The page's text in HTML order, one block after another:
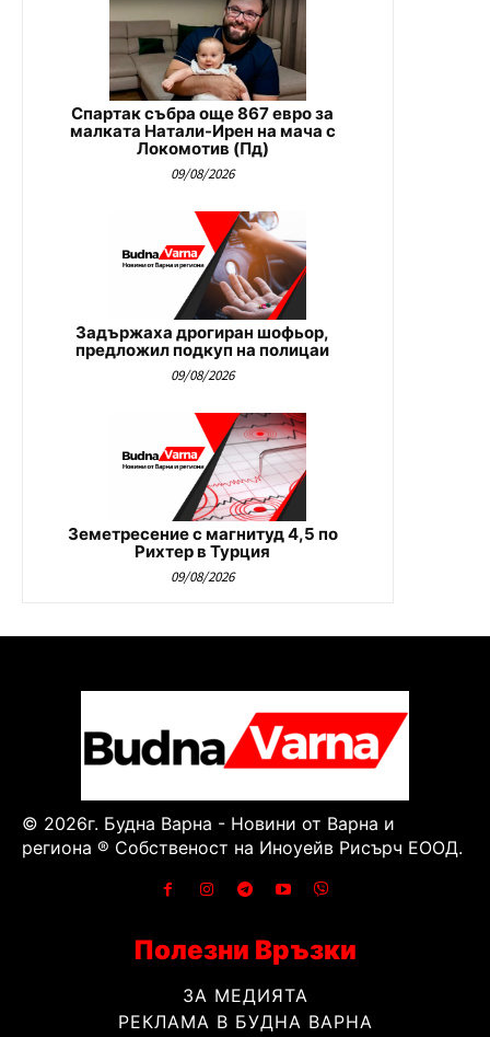
Спартак събра още 867 евро за
малката Натали-Ирен на мача с
Локомотив (Пд)
09/08/2026
Задържаха дрогиран шофьор,
предложил подкуп на полицаи
09/08/2026
Земетресение с магнитуд 4,5 по
Рихтер в Турция
09/08/2026
© 2026г. Будна Варна - Новини от Варна и
региона ® Собственост на Иноуейв Рисърч ЕООД.
Полезни Връзки
ЗА МЕДИЯТА
РЕКЛАМА В БУДНА ВАРНА